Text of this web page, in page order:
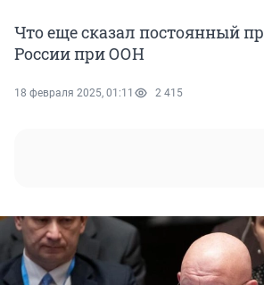
Что еще сказал постоянный
России при ООН
18 февраля 2025, 01:11 2 415